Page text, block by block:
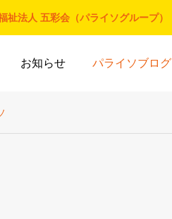
祉法人 五彩会（パライソグループ）
お知らせ パライソブログ